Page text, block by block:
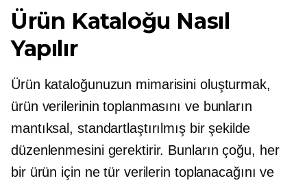
Ürün Kataloğu Nasıl
Yapılır
Ürün kataloğunuzun mimarisini oluşturmak,
ürün verilerinin toplanmasını ve bunların
mantıksal, standartlaştırılmış bir şekilde
düzenlenmesini gerektirir. Bunların çoğu, her
bir ürün için ne tür verilerin toplanacağını ve